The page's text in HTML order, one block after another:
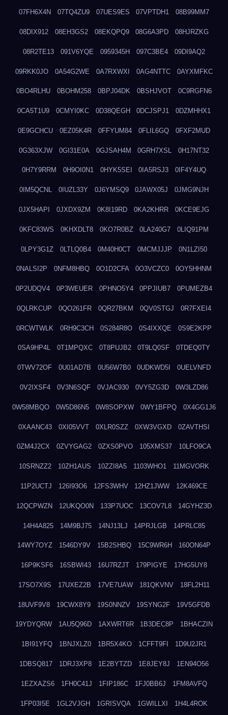
07FH6X4N 07TQ4ZU9 07UES9ES 07VPTDH1 08B99MM7
08DIX912 08EH3GS2 08EKQPQ9 08G6A3PD 08HJRZKG
08R2TE13 091V6YQE 0959345H 097C3BE4 09DI9AQ2
09RKK0JO 0A54G2WE 0A7RXWXI 0AG4NTTC 0AYXMFKC
0BO4RLHU 0BOHM258 0BPJ04DK 0BSHJVOT 0C9RGFN6
0CA5T1U9 0CMYI0KC 0D38QEGH 0DCJSPJ1 0DZMHHX1
0E9GCHCU 0EZ05K4R 0FFYUM84 0FLIL6GQ 0FXF2MUD
0G363XJW 0GI31E0A 0GJSAH4M 0GRH7XSL 0H17NT32
0H7Y9RRM 0H9OI0N1 0HYK5SEI 0IA5RSJ3 0IF4Y4UQ
0IM5QCNL 0IUZL33Y 0J6YMSQ9 0JAWX05J 0JMG9NJH
0JX5HAPI 0JXDX9ZM 0K8I19RD 0KA2KHRR 0KCE9EJG
0KFC83WS 0KHXDLT8 0KO7R0BZ 0LA240G7 0LIQ91PM
0LPY3G1Z 0LTLQ0B4 0M40H0CT 0MCMJJJP 0N1LZI50
0NALSI2P 0NFM8HBQ 0O1D2CFA 0O3VCZC0 0OY5HHNM
0P2UDQV4 0P3WEUER 0PHNO5Y4 0PPJIUB7 0PUMEZB4
0QLRKCUP 0QO261FR 0QR27BKM 0QV0STGJ 0R7FXEI4
0RCWTWLK 0RH9C3CH 0S284R8O 0S4IXXQE 0S9E2KPP
0SA9HP4L 0T1MPQXC 0T8PUJB2 0T9LQ0SF 0TDEQ0TY
0TWV72OF 0U01AD7B 0U56W7B0 0UDKWD5I 0UELVNFD
0V2IXSF4 0V3N6SQF 0VJAC930 0VY5ZG3D 0W3LZD86
0W58MBQO 0W5D86N5 0W8SOPXW 0WY1BFPQ 0X4GG1J6
0XAANC43 0XI05VVT 0XLR0SZZ 0XW3VGXD 0ZAVTHSI
0ZM4J2CX 0ZVYGAG2 0ZXS0PVO 105XMS37 10LFO9CA
10SRNZZ2 10ZH1AUS 10ZZI8A5 1103WHO1 11MGVORK
11P2UCTJ 126I93O6 12FS3WHV 12HZ1JWW 12K469CE
12QCPWZN 12UKQO0N 133P7UOC 13COV7L8 14GYHZ3D
14H4A825 14M9BJ75 14NJ13LJ 14PRJLGB 14PRLC85
14WY7OYZ 1546DY9V 15B2SHBQ 15C9WR6H 160ON64P
16P9KSF6 16SBWI43 16U7RZJT 179PIGYE 17HG5UY8
17SO7X9S 17UXEZ2B 17VE7UAW 181QKVNV 18FL2H11
18UVF9V8 19CWX8Y9 19S0NNZV 19SYNG2F 19V5GFDB
19YDYQRW 1AU5Q96D 1AXWRT6R 1B3DEC8P 1BHACZIN
1BI91YFQ 1BNJXLZ0 1BR5X4KO 1CFFT9FI 1D9U2JR1
1DBSQ817 1DRJ3XP8 1E2BYTZD 1E8JEY8J 1EN94O56
1EZXAZS6 1FH0C41J 1FIP186C 1FJ0BB6J 1FM8AVFQ
1FP03I5E 1GL2VJGH 1GRISVQA 1GWILLXI 1H4L4ROK